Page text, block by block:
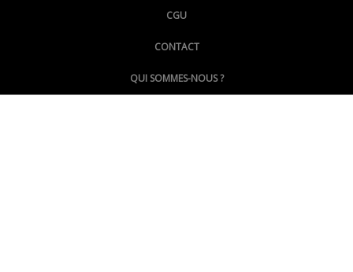
@LePoingMontpellier
CGU
CONTACT
QUI SOMMES-NOUS ?